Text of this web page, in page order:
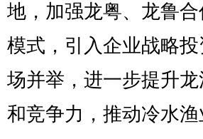
地，加强龙粤、龙鲁
模式，引入企业战略
场并举，进一步提升
和竞争力，推动冷水